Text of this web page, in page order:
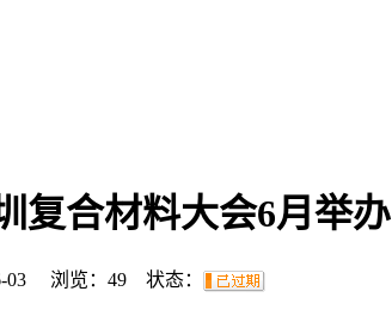
复合材料大会6月举办
03 浏览： 49 状态：